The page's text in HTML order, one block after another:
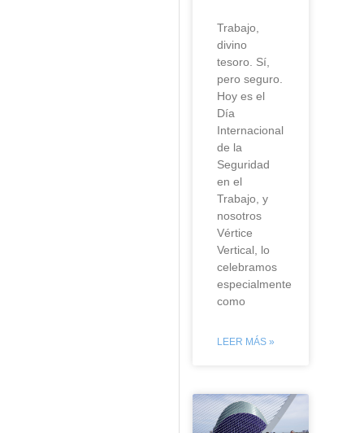
Trabajo,
divino
tesoro. Sí,
pero seguro.
Hoy es el
Día
Internacional
de la
Seguridad
en el
Trabajo, y
nosotros
Vértice
Vertical, lo
celebramos
especialmente
como
LEER MÁS »